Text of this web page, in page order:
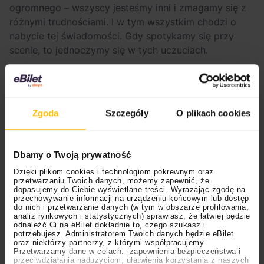
Zgoda Szczegóły O plikach cookies
Dbamy o Twoją prywatność
Dzięki plikom cookies i technologiom pokrewnym oraz
przetwarzaniu Twoich danych, możemy zapewnić, że
dopasujemy do Ciebie wyświetlane treści. Wyrażając zgodę na
przechowywanie informacji na urządzeniu końcowym lub dostęp
do nich i przetwarzanie danych (w tym w obszarze profilowania,
analiz rynkowych i statystycznych) sprawiasz, że łatwiej będzie
odnaleźć Ci na eBilet dokładnie to, czego szukasz i
potrzebujesz. Administratorem Twoich danych będzie eBilet
oraz niektórzy partnerzy, z którymi współpracujemy.
Przetwarzamy dane w celach: zapewnienia bezpieczeństwa i
przeciwdziałania nadużyciom, ułatwienia korzystania z naszych
ogromnego – wszyscy jesteśmy inni i zmagamy się z
różnymi trudnościami. I w tym wszystkim chodzi o
nabycie tej świadomości. Gdy spotykamy się przy
scenie, to jednoczymy się w tych uczuciach.
Czy stworzenie utworów definiujących osobiste
piekło stało się dla ciebie szczególnym wyzwaniem?
A może wena przyszła w sposób naturalny?